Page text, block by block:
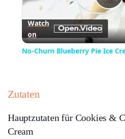
Watch
on
No-Churn Blueberry Pie Ice
Zutaten
Hauptzutaten für Cookies &
Cream